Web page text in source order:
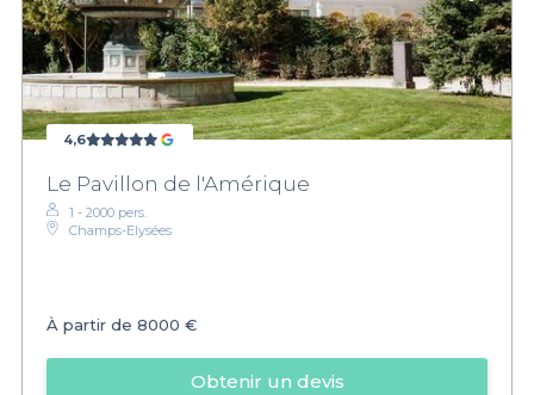
4,6
Le Pavillon de l'Amérique
1 - 2000 pers.
Champs-Elysées
À partir de 8000 €
Obtenir un devis